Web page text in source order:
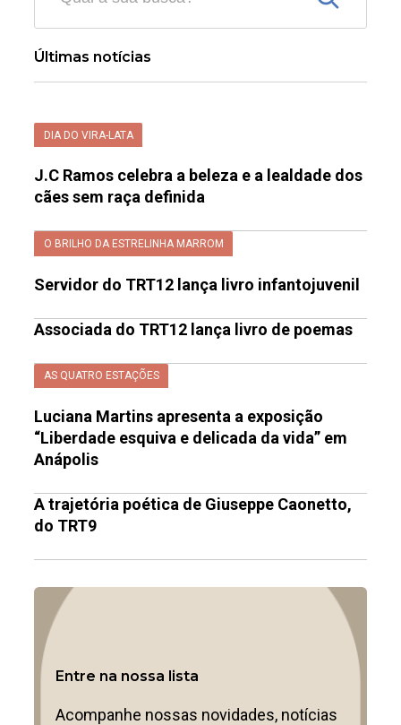
Últimas notícias
DIA DO VIRA-LATA
J.C Ramos celebra a beleza e a lealdade dos
cães sem raça definida
O BRILHO DA ESTRELINHA MARROM
Servidor do TRT12 lança livro infantojuvenil
Associada do TRT12 lança livro de poemas
AS QUATRO ESTAÇÕES
Luciana Martins apresenta a exposição
“Liberdade esquiva e delicada da vida” em
Anápolis
A trajetória poética de Giuseppe Caonetto,
do TRT9
Entre na nossa lista
Acompanhe nossas novidades, notícias